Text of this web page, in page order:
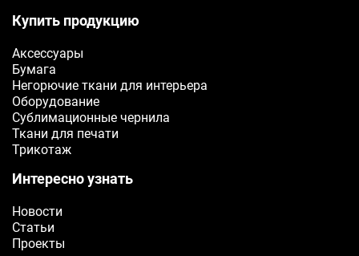
Купить продукцию
Аксессуары
Бумага
Негорючие ткани для интерьера
Оборудование
Сублимационные чернила
Ткани для печати
Трикотаж
Интересно узнать
Новости
Статьи
Проекты